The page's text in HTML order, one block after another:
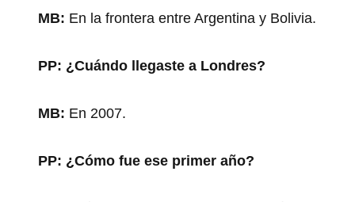
MB: En la frontera entre Argentina y Bolivia.
PP: ¿Cuándo llegaste a Londres?
MB: En 2007.
PP: ¿Cómo fue ese primer año?